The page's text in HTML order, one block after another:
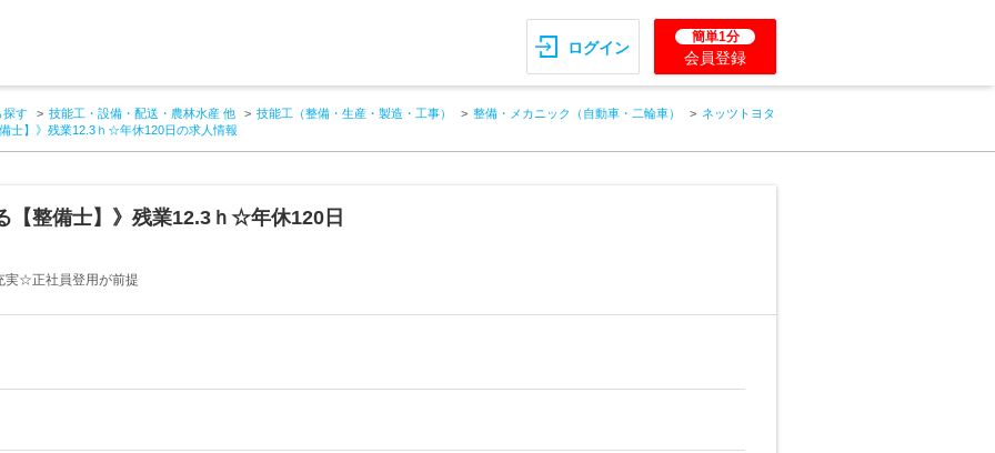
ログイン
簡単1分
会員登録
探す 技能工・設備・配送・農林水産 他 技能工（整備・生産・製造・工事） 整備・メカニック（自動車・二輪車）
ネッツトヨタ
士】》残業12.3ｈ☆年休120日の求人情報
【整備士】》残業12.3ｈ☆年休120日
実☆正社員登用が前提